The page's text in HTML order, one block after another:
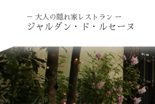
－ 大人の隠れ家レストラン ー
ジャルダン・ド・ルセーヌ